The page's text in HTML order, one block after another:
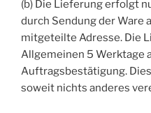
(b) Die Lieferung erfolgt
durch Sendung der Ware
mitgeteilte Adresse. Die
Allgemeinen 5 Werktage
Auftragsbestätigung.
soweit nichts anderes